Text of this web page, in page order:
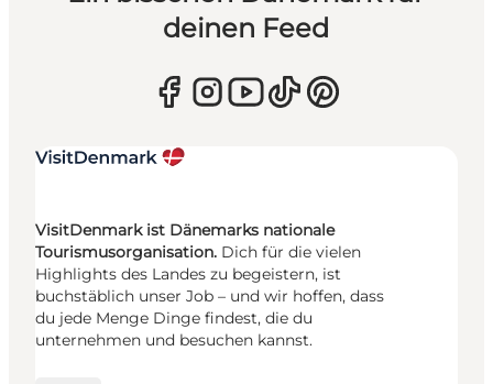
deinen Feed
VisitDenmark ist Dänemarks nationale
Tourismusorganisation. Dich für die vielen
Highlights des Landes zu begeistern, ist
buchstäblich unser Job – und wir hoffen, dass
du jede Menge Dinge findest, die du
unternehmen und besuchen kannst.